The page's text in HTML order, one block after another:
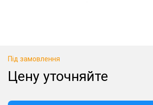
Під замовлення
Цену уточняйте